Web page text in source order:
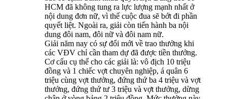
HCM đã không tung ra lực lượng mạnh nhất ở
nội dung đơn nữ, vì thế cuộc đua sẽ bớt đi phần
quyết liệt. Ngoài ra, giải còn tiến hành ba nội
dung đôi nam, đôi nữ và đôi nam nữ.
Giải năm nay có sự đổi mới về trao thưởng khi
các VĐV chỉ cần tham dự đã được tiền thưởng.
Cơ cấu cụ thể cho các giải là: vô địch 10 triệu
đồng và 1 chiếc vợt chuyên nghiệp, á quân 6
triệu cùng vợt thưởng, đứng thứ ba 4 triệu và vợt
thưởng, đứng thứ tư 3 triệu và vợt thưởng, dừng